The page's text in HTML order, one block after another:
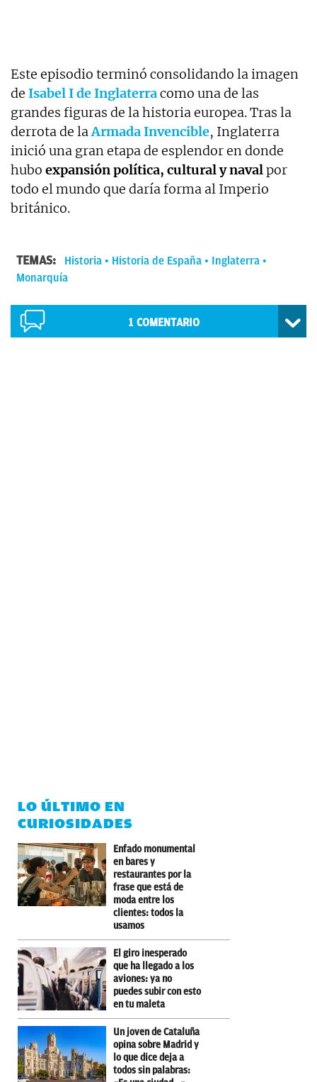
Este episodio terminó consolidando la imagen
de Isabel I de Inglaterracomo una de las
grandes figuras de la historia europea. Tras la
derrota de laArmada Invencible, Inglaterra
inició una gran etapa de esplendor en donde
hubo expansión política, cultural y navalpor
todo el mundo que daría forma al Imperio
británico.
TEMAS: Historia Historia de España
Inglaterra
Monarquía
1 COMENTARIO
LO ÚLTIMO EN
CURIOSIDADES
Enfado monumental
en bares y
restaurantes por la
frase que está de
moda entre los
clientes: todos la
usamos
El giro inesperado
que ha llegado a los
aviones: ya no
puedes subir con esto
en tu maleta
Un joven de Cataluña
opina sobre Madrid y
lo que dice deja a
todos sin palabras: